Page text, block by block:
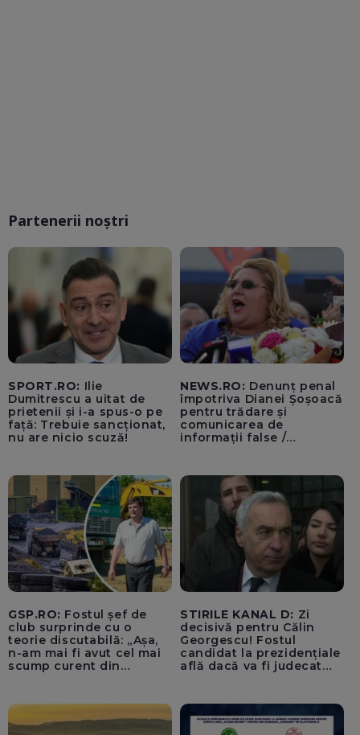
Partenerii noștri
SPORT.RO: Ilie
Dumitrescu a uitat de
prietenii și i-a spus-o pe
față: Trebuie sancționat,
nu are nicio scuză!
NEWS.RO: Denunț penal
împotriva Dianei Șoșoacă
pentru trădare și
comunicarea de
informații false /
Înalta Curte de Casație și
Justiție de Adrian
Băzăvan și Asociația
„Lupii Tricolori”
GSP.RO: Fostul șef de
club surprinde cu o
teorie discutabilă: „Așa,
n-am mai fi avut cel mai
scump curent din
STIRILE KANAL D: Zi
decisivă pentru Călin
Georgescu! Fostul
candidat la prezidențiale
află dacă va fi judecat